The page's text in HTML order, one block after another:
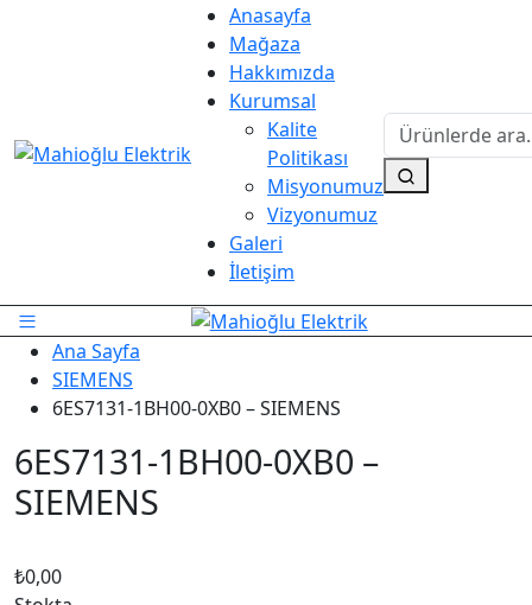
Anasayfa
Mağaza
Hakkımızda
Kurumsal
Kalite
Politikası
Misyonumuz
Vizyonumuz
Galeri
İletişim
Ana Sayfa
SIEMENS
6ES7131-1BH00-0XB0 – SIEMENS
6ES7131-1BH00-0XB0 –
SIEMENS
₺0,00